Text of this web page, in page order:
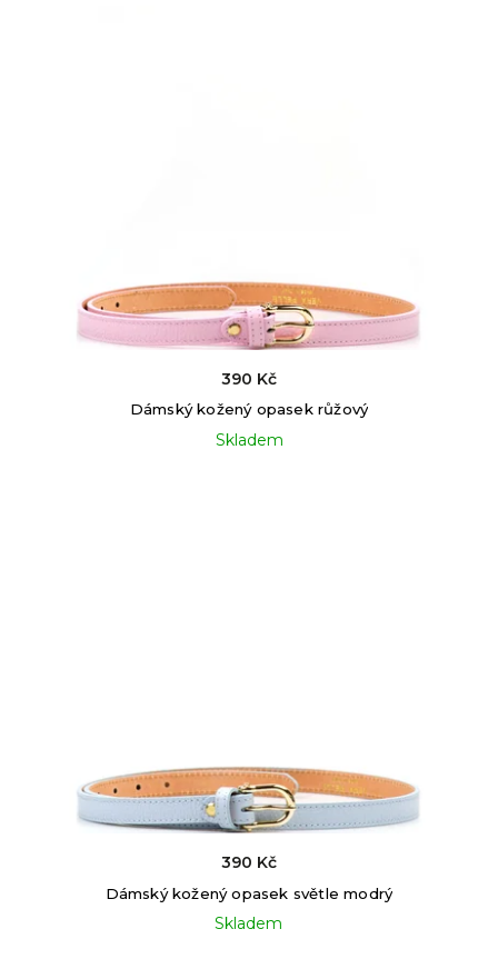
Dámský kožený opasek růžový
Skladem
390 Kč
Dámský kožený opasek světle modrý
Skladem
390 Kč